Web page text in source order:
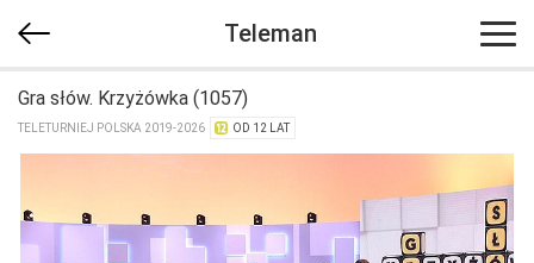
Teleman
Gra słów. Krzyżówka (1057)
TELETURNIEJ POLSKA 2019-2026 OD 12 LAT